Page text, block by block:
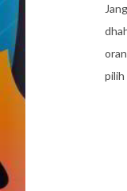
pilih